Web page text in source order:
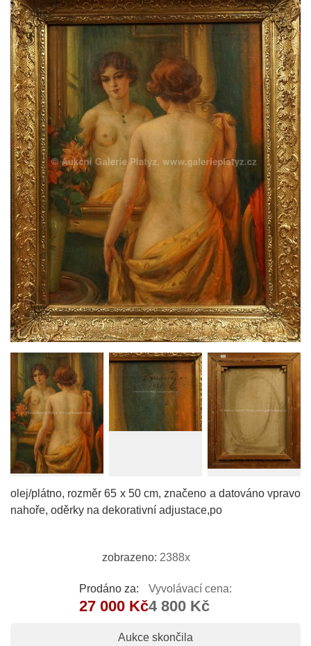
olej/plátno, rozměr 65 x 50 cm, značeno a datováno vpravo
nahoře, oděrky na dekorativní adjustace,po
zobrazeno: 2388x
Prodáno za:
27 000 Kč
Vyvolávací cena:
4 800 Kč
Aukce skončila